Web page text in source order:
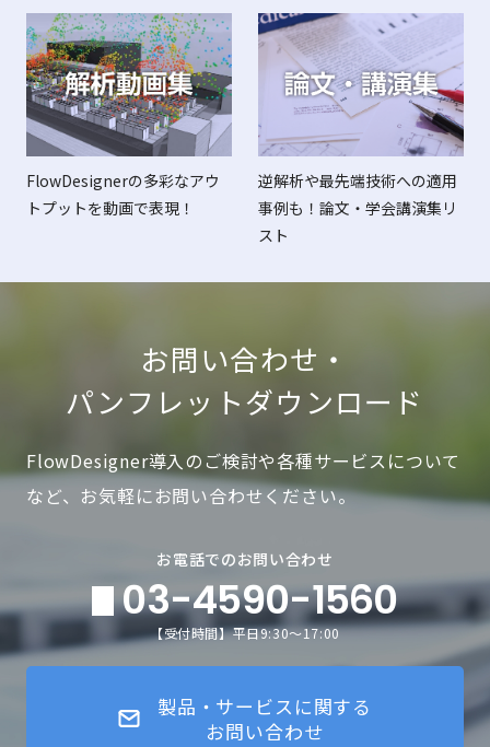
FlowDesignerの多彩なアウ
トプットを動画で表現！
逆解析や最先端技術への適用
事例も！論文・学会講演集リ
スト
お問い合わせ・
パンフレットダウンロード
FlowDesigner導入のご検討や各種サービスについて
など、お気軽にお問い合わせください。
お電話でのお問い合わせ
03-4590-1560
【受付時間】平日9:30～17:00
製品・サービスに関する
お問い合わせ